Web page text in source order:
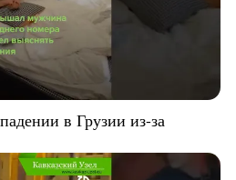
в Грузии из-за